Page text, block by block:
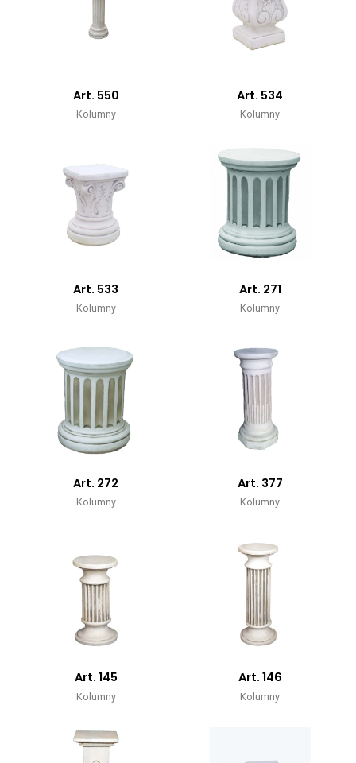
Art. 550
Kolumny
Art. 534
Kolumny
Art. 533
Kolumny
Art. 271
Kolumny
Art. 272
Kolumny
Art. 377
Kolumny
Art. 145
Kolumny
Art. 146
Kolumny